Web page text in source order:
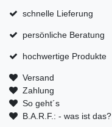
schnelle Lieferung
persönliche Beratung
hochwertige Produkte
Versand
Zahlung
So geht´s
B.A.R.F.: - was ist das?